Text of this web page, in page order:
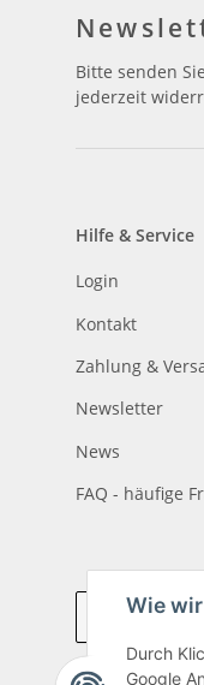
Wie
Durch
Google
Bitte senden
jederzeit
Hilfe & Service
Login
Kontakt
Zahlung &
Newsletter
News
FAQ - häufige